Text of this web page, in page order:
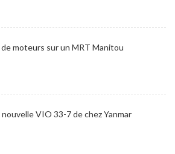
moteurs sur un MRT Manitou
nouvelle VIO 33-7 de chez Yanmar